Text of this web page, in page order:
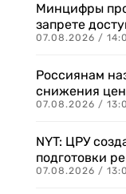
Минцифры
запрете
07.08.2026 /
Россиянам
снижения
07.08.2026 /
NYT: ЦРУ
подготовки
07.08.2026 /